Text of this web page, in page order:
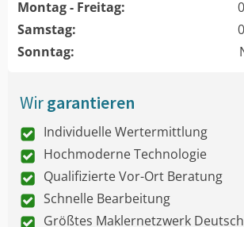
Montag - Freitag:
Samstag:
Sonntag:
Wirgarantieren
Individuelle Wertermittlung
Hochmoderne Technologie
Qualifizierte Vor-Ort Beratung
Schnelle Bearbeitung
Größtes Maklernetzwerk